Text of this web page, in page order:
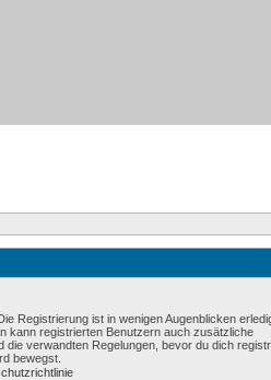
Registrierung ist in wenigen Augenblicken
kann registrierten Benutzern auch zusätzliche
verwandten Regelungen, bevor du dich
bewegst.